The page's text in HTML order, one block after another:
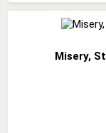
Misery,